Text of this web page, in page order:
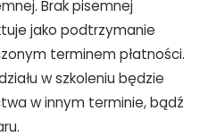
Brak pisemnej
jako podtrzymanie
terminem płatności.
w szkoleniu będzie
w innym terminie, bądź